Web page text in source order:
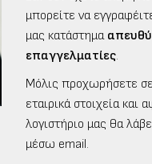
μπορείτε να
μας κατάστημα
επαγγελματίες.
Μόλις προχωρήσετε
εταιρικά στοιχεία
λογιστήριο μας θα
μέσω email.